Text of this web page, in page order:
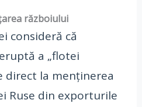
războiului
consideră că
a „flotei
direct la menținerea
Ruse din exporturile